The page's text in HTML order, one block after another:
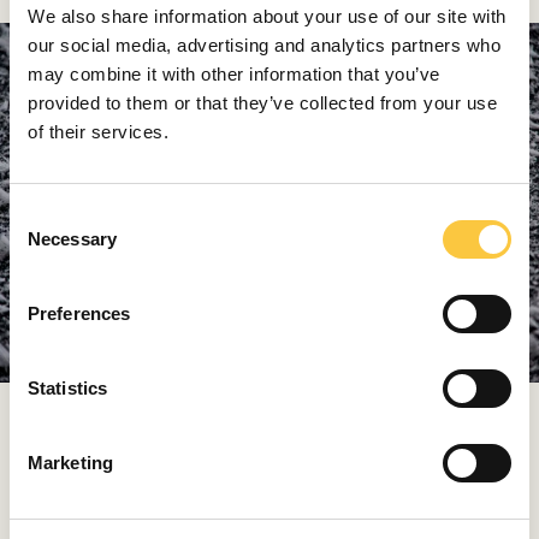
We also share information about your use of our site with
our social media, advertising and analytics partners who
may combine it with other information that you’ve
provided to them or that they’ve collected from your use
of their services.
C
o
n
s
e
n
t
Necessary
Preferences
Statistics
Marketing
Una naturaleza salvaje más allá de
los lagos
Aunque los inviernos de Lika suelen ser largos y fríos, a